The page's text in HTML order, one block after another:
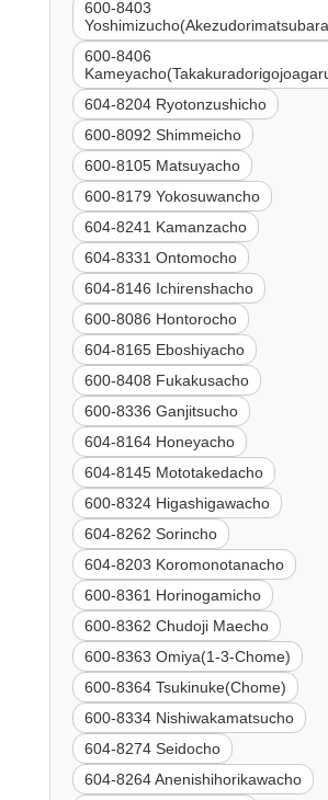
600-8403
600-8406
604-8204 Ryotonzushicho
600-8092 Shimmeicho
600-8105 Matsuyacho
600-8179 Yokosuwancho
604-8241 Kamanzacho
604-8331 Ontomocho
604-8146 Ichirenshacho
600-8086 Hontorocho
604-8165 Eboshiyacho
600-8408 Fukakusacho
600-8336 Ganjitsucho
604-8164 Honeyacho
604-8145 Mototakedacho
600-8324 Higashigawacho
604-8262 Sorincho
604-8203 Koromonotanacho
600-8361 Horinogamicho
600-8362 Chudoji Maecho
600-8363 Omiya(1-3-Chome)
600-8364 Tsukinuke(Chome)
600-8334 Nishiwakamatsucho
604-8274 Seidocho
604-8264 Anenishihorikawacho